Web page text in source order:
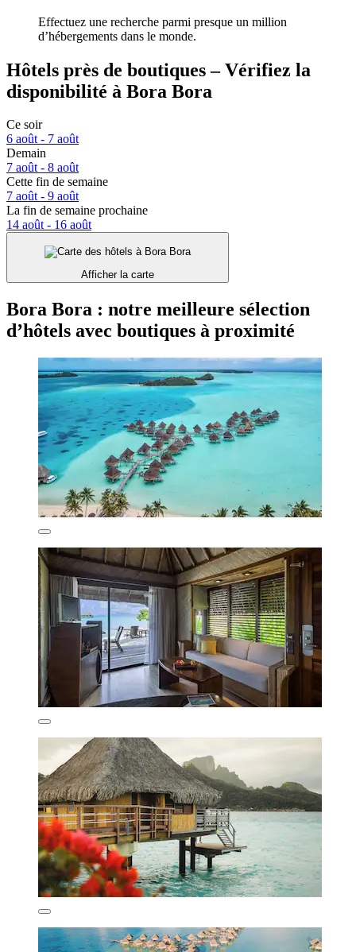
Effectuez une recherche parmi presque un million
d’hébergements dans le monde.
Hôtels près de boutiques – Vérifiez la
disponibilité à Bora Bora
Ce soir
6 août - 7 août
Demain
7 août - 8 août
Cette fin de semaine
7 août - 9 août
La fin de semaine prochaine
14 août - 16 août
Afficher la carte
Bora Bora : notre meilleure sélection
d’hôtels avec boutiques à proximité